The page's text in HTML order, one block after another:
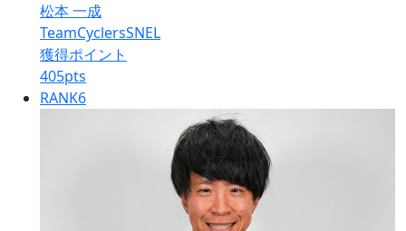
松本 一成
TeamCyclersSNEL
獲得ポイント
405pts
RANK6